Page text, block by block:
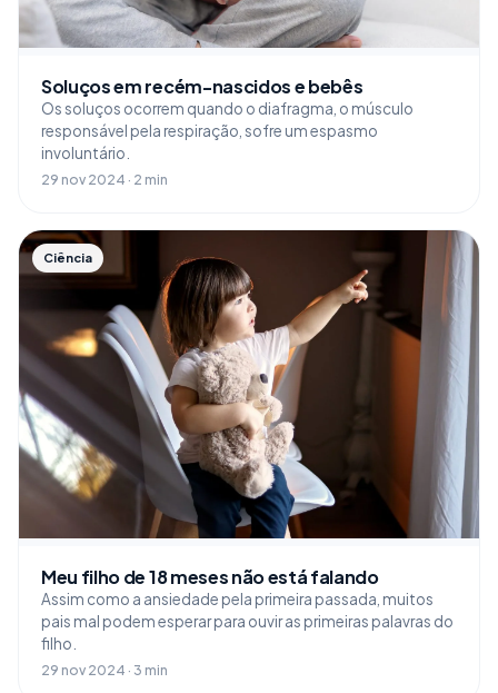
Soluços em recém-nascidos e bebês
Os soluços ocorrem quando o diafragma, o músculo
responsável pela respiração, sofre um espasmo
involuntário.
29 nov 2024 · 2 min
Ciência
Meu filho de 18 meses não está falando
Assim como a ansiedade pela primeira passada, muitos
pais mal podem esperar para ouvir as primeiras palavras do
filho.
29 nov 2024 · 3 min